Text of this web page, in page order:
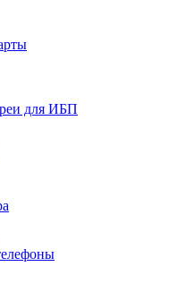
для ИБП